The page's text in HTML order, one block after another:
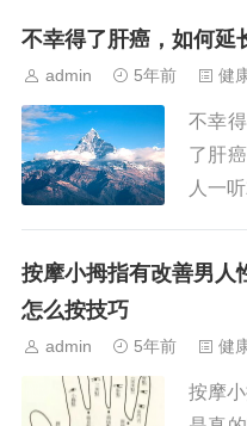
且，
不幸得了肝癌，如何延
admin 5年前 健
不幸
了肝
人一
癌晚
按摩小拇指有改善男人
怎么按技巧
admin 5年前 健
按摩